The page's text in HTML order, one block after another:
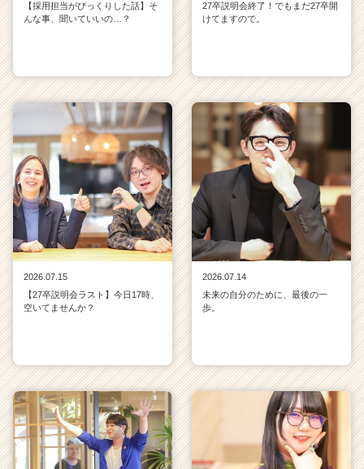
【採用担当がびっくりした話】そ
んな事、聞いていいの…？
27卒説明会終了！でもまだ27卒開
けてますので。
2026.07.15
【27卒説明会ラスト】今日17時、
空いてませんか？
2026.07.14
未来の自分のために、最後の一
歩。